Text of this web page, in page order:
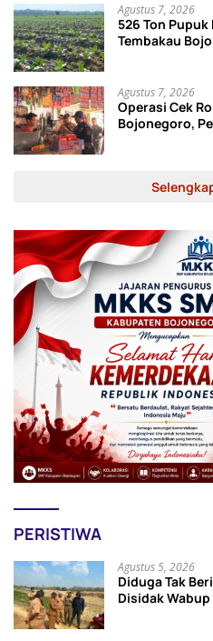
Agustus 7, 2026
526 Ton
Tembakau
Agustus 7, 2026
Operasi Cek
Bojonegoro,
PERISTIWA
Agustus 5, 2026
Diduga Tak
Disidak